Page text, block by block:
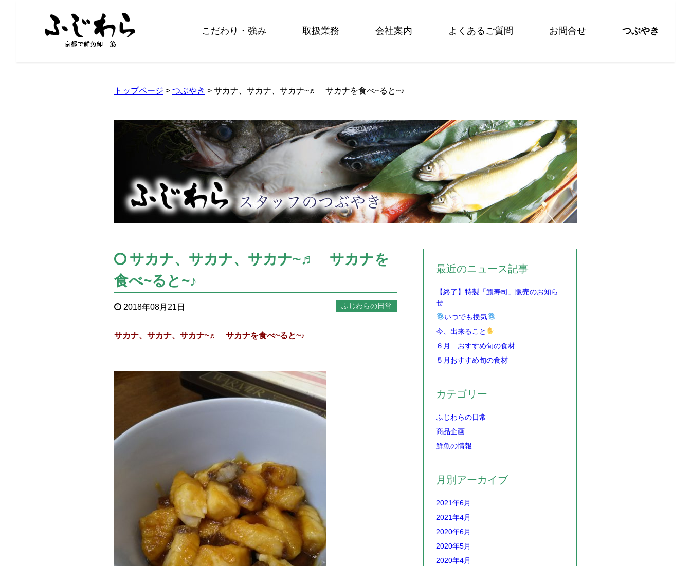
こだわり・強み 取扱業務 会社案内 よくあるご質問 お問合せ つぶやき
トップページ > つぶやき > サカナ、サカナ、サカナ~♬ サカナを食べ~ると~♪
サカナ、サカナ、サカナ~♬ サカナを
食べ~ると~♪
2018年08月21日 ふじわらの日常
サカナ、サカナ、サカナ~♬ サカナを食べ~ると~♪
最近のニュース記事
【終了】特製「鱧寿司」販売のお知ら
せ
いつでも換気
今、出来ること
６月 おすすめ旬の食材
５月おすすめ旬の食材
カテゴリー
ふじわらの日常
商品企画
鮮魚の情報
月別アーカイブ
2021年6月
2021年4月
2020年6月
2020年5月
2020年4月